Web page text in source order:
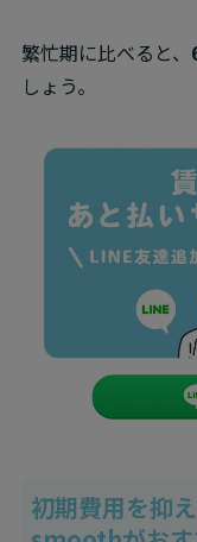
繁忙期に比べると、
しょう。
初期費用を抑